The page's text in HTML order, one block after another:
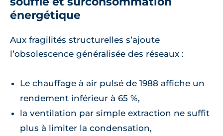
énergétique
Aux fragilités structurelles s’ajoute
l’obsolescence généralisée des réseaux :
Le chauffage à air pulsé de 1988 affiche un
rendement inférieur à 65 %,
la ventilation par simple extraction ne suffit
plus à limiter la condensation,